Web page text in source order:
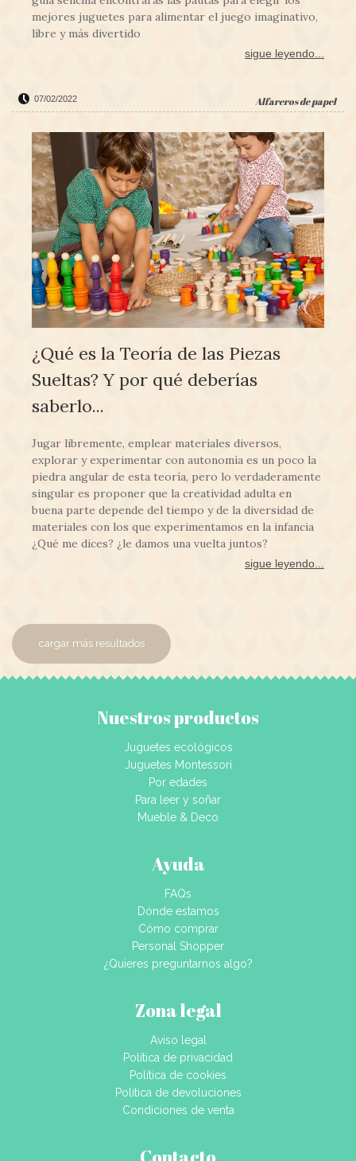
mejores juguetes para alimentar el juego imaginativo,
libre y más divertido
sigue leyendo...
07/02/2022 Alfareros de papel
¿Qué es la Teoría de las Piezas
Sueltas? Y por qué deberías
saberlo...
Jugar libremente, emplear materiales diversos,
explorar y experimentar con autonomía es un poco la
piedra angular de esta teoría, pero lo verdaderamente
singular es proponer que la creatividad adulta en
buena parte depende del tiempo y de la diversidad de
materiales con los que experimentamos en la infancia
¿Qué me dices? ¿le damos una vuelta juntos?
sigue leyendo...
cargar más resultados
Nuestros productos
Juguetes ecológicos
Juguetes Montessori
Por edades
Para leer y soñar
Mueble & Deco
Ayuda
FAQs
Dónde estamos
Cómo comprar
Personal Shopper
¿Quieres preguntarnos algo?
Zona legal
Aviso legal
Política de privacidad
Política de cookies
Política de devoluciones
Condiciones de venta
Contacto